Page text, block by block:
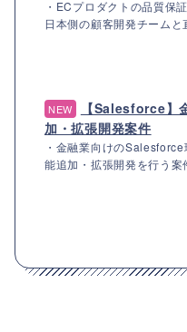
・ECプロダクトの品質保
日本側の顧客開発チーム
NEW
【Salesforce】
加・拡張開発案件
・金融業向けの
能追加・拡張開発を行う